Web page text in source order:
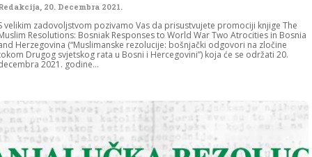
20. Decembra 2021.
velikim zadovoljstvom pozivamo Vas da prisustvujete promociji knjige The
Resolutions: Bosniak Responses to World War Two Atrocities in Bosnia
Herzegovina (“Muslimanske rezolucije: bošnjački odgovori na zločine
Drugog svjetskog rata u Bosni i Hercegovini”) koja će se održati 20.
2021. godine...